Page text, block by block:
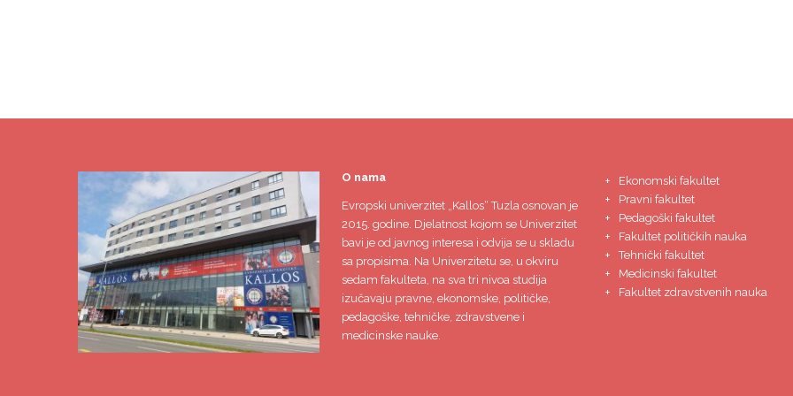
O nama
Evropski univerzitet „Kallos“ Tuzlaosnovan je
2015. godine. Djelatnost kojom se Univerzitet
bavi je od javnog interesa i odvija se u skladu
sa propisima. Na Univerzitetu se, u okviru
sedam fakulteta, na sva tri nivoa studija
izučavaju pravne, ekonomske, političke,
pedagoške, tehničke, zdravstvene i
medicinske nauke.
Ekonomski fakultet
Pravni fakultet
Pedagoški fakultet
Fakultet političkih nauka
Tehnički fakultet
Medicinski fakultet
Fakultet zdravstvenih nauka